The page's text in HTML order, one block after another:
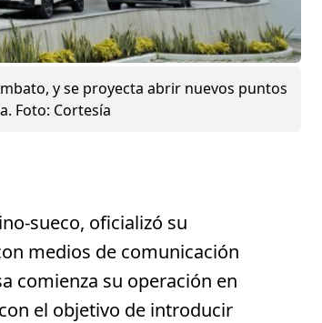
y se proyecta abrir nuevos puntos
Foto: Cortesía
sueco, oficializó su
medios de comunicación
comienza su operación en
el objetivo de introducir